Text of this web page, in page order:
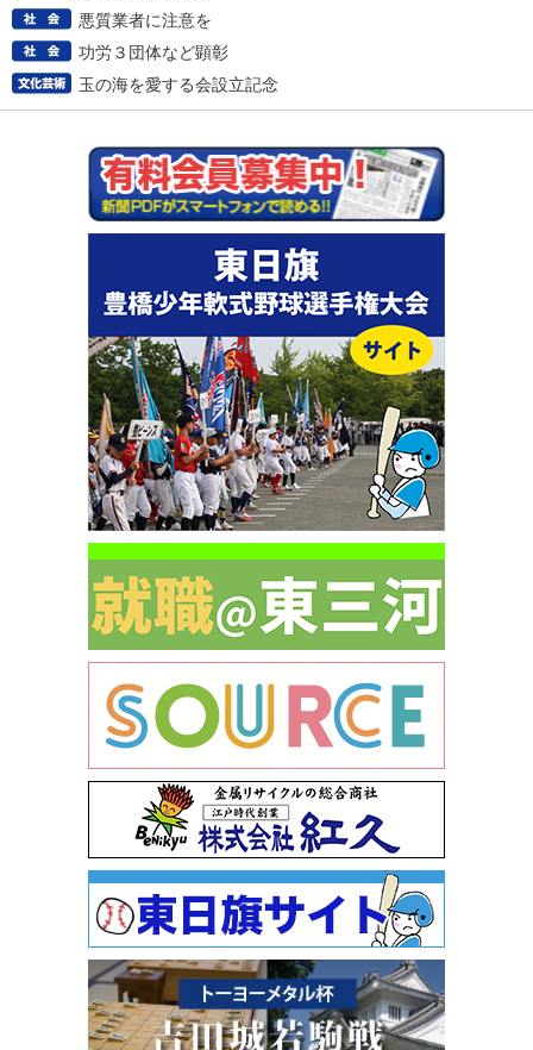
悪質業者に注意を
功労３団体など顕彰
玉の海を愛する会設立記念